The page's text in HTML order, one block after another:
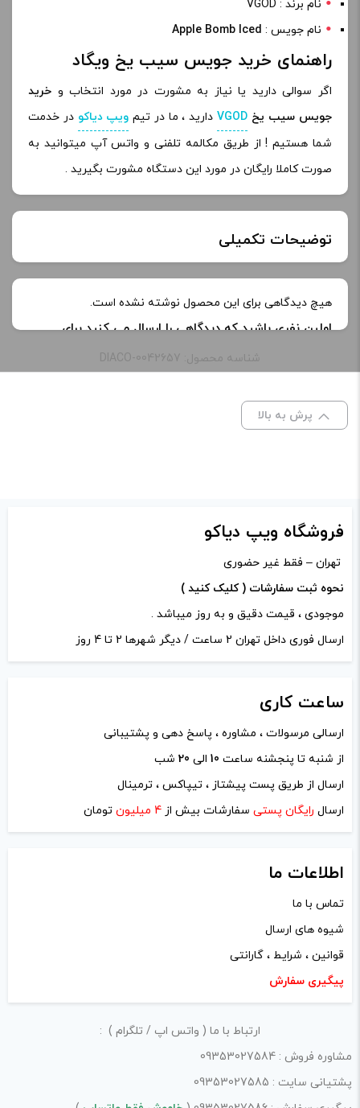
نام برند : VGOD
نام جویس : Apple Bomb Iced
راهنمای خرید جویس سیب یخ ویگاد
اگر سوالی دارید یا نیاز به مشورت در مورد انتخاب و خرید
جویس سیب یخ VGODدارید ، ما در تیمویپ دیاکو در خدمت
شما هستیم ! از طریق مکالمه تلفنی و واتس آپ میتوانید به
صورت کاملا رایگان در مورد این دستگاه مشورت بگیرید .
توضیحات تکمیلی
خنکی یخ دار
نیکوتین: 3 میلی‌ گرم
هیچ دیدگاهی برای این محصول نوشته نشده است.
اولین نفری باشید که دیدگاهی را ارسال می کنید برای
“جویس سیب یخ ویگاد | Vgod Apple Bomb Iced
نشانی ایمیل شما منتشر نخواهد شد.
علامت‌گذاری شده‌اند
دیدگاه شما*
نام*
ایمیل*
ذخیره نام، ایمیل و وبسایت من در مرورگر برای زمانی که دوباره
دیدگاهی می‌نویسم.
لازم است محتوای ارسالی منطبق برعرف و شئونات جامعه و با
بیانی رسمی و عاری از لحن تند، تمسخرو توهین باشد.
از ارسال لینک‌های سایت‌های دیگر و ارایه‌ی اطلاعات شخصی
خودتان مثل شماره تماس، ایمیل و آی‌دی شبکه‌های اجتماعی
شناسه محصول: DIACO-0042657
پرش به بالا
فروشگاه ویپ دیاکو
تهران – فقط غیر حضوری
نحوه ثبت سفارشات ( کلیک کنید )
موجودی ، قیمت دقیق و به روز میباشد .
ارسال فوری داخل تهران 2 ساعت / دیگر شهرها 2 تا 4 روز
ساعت کاری
ارسالی مرسولات ، مشاوره ، پاسخ دهی و پشتیبانی
از شنبه تا پنجشنه ساعت 10 الی 20 شب
ارسال از طریق پست پیشتاز ، تیپاکس ، ترمینال
ارسال رایگان پستی سفارشات بیش از 4 میلیون تومان
اطلاعات ما
تماس با ما
شیوه های ارسال
قوانین ، شرایط ، گارانتی
پیگیری سفارش
ارتباط با ما ( واتس اپ / تلگرام ) :
مشاوره فروش : 09353027584
پشتیانی سایت : 09353027585